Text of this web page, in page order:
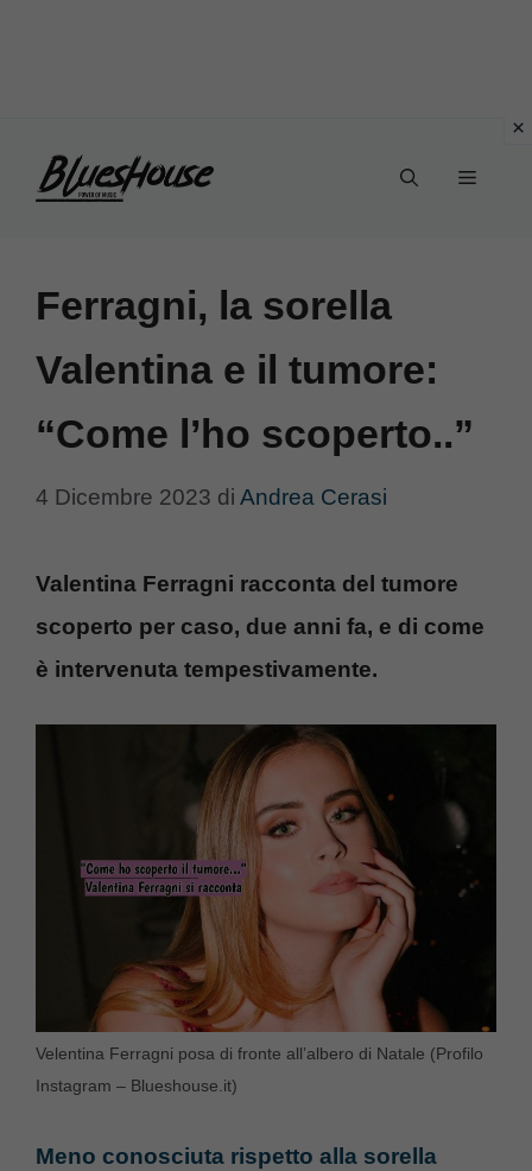
Menu
Ferragni, la sorella
Valentina e il tumore:
“Come l’ho scoperto..”
4 Dicembre 2023 di Andrea Cerasi
Valentina Ferragni racconta del tumore
scoperto per caso, due anni fa, e di come
è intervenuta tempestivamente.
Velentina Ferragni posa di fronte all’albero di Natale (Profilo
Instagram – Blueshouse.it)
Meno conosciuta rispetto alla sorella